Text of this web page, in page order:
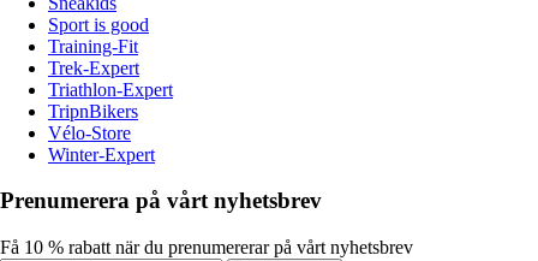
Sport is good
Training-Fit
Trek-Expert
Triathlon-Expert
TripnBikers
Vélo-Store
Winter-Expert
Prenumerera på vårt nyhetsbrev
Få 10 % rabatt när du prenumererar på vårt nyhetsbrev